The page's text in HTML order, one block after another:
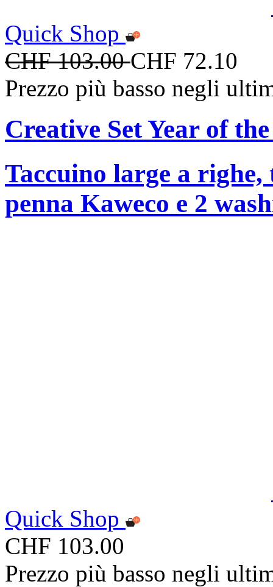
Quick Shop
CHF 103.00CHF 72.10
Prezzo più basso negli
Creative Set Year of
Taccuino large a
penna Kaweco e 2
Quick Shop
CHF 103.00
Prezzo più basso negli